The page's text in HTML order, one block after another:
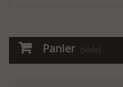
Panier (vide)